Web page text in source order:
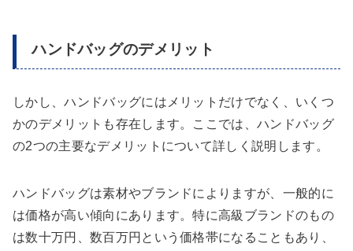
ハンドバッグのデメリット
しかし、ハンドバッグにはメリットだけでなく、いくつ
かのデメリットも存在します。ここでは、ハンドバッグ
の2つの主要なデメリットについて詳しく説明します。
ハンドバッグは素材やブランドによりますが、一般的に
は価格が高い傾向にあります。特に高級ブランドのもの
は数十万円、数百万円という価格帯になることもあり、